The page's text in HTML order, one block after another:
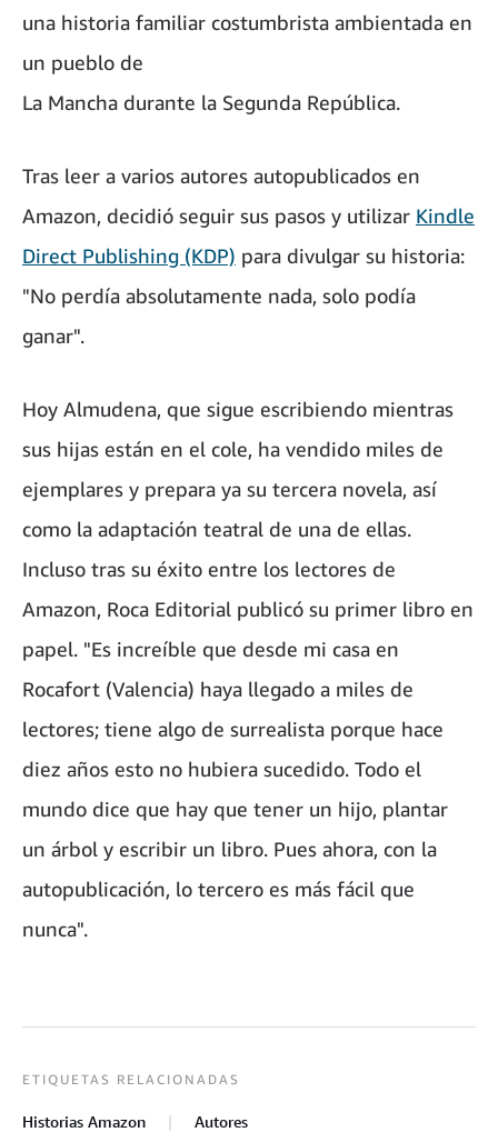
una historia familiar costumbrista ambientada en
un pueblo de
La Mancha durante la Segunda República.
Tras leer a varios autores autopublicados en
Amazon, decidió seguir sus pasos y utilizar Kindle
Direct Publishing (KDP) para divulgar su historia:
"No perdía absolutamente nada, solo podía
ganar".
Hoy Almudena, que sigue escribiendo mientras
sus hijas están en el cole, ha vendido miles de
ejemplares y prepara ya su tercera novela, así
como la adaptación teatral de una de ellas.
Incluso tras su éxito entre los lectores de
Amazon, Roca Editorial publicó su primer libro en
papel. "Es increíble que desde mi casa en
Rocafort (Valencia) haya llegado a miles de
lectores; tiene algo de surrealista porque hace
diez años esto no hubiera sucedido. Todo el
mundo dice que hay que tener un hijo, plantar
un árbol y escribir un libro. Pues ahora, con la
autopublicación, lo tercero es más fácil que
nunca".
ETIQUETAS RELACIONADAS
Historias Amazon Autores